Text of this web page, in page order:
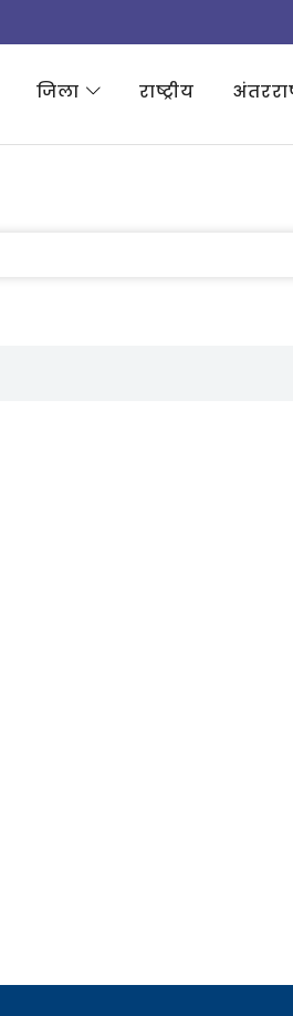
जिला राष्ट्रीय